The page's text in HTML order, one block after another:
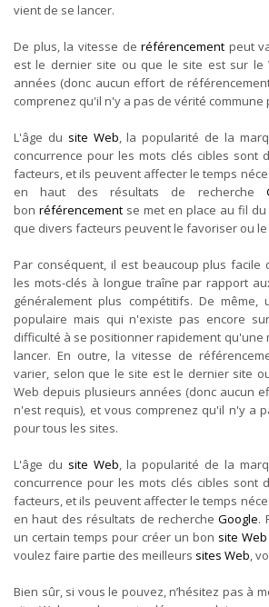
vient de se lancer.
De plus, la vitesse deréférencement peut
est le dernier site ou que le site est sur le
années (donc aucun effort de
comprenez qu'il n'y a pas de vérité commune
L'âge du site Web, la popularité de la
concurrence pour les mots clés cibles sont
facteurs, et ils peuvent affecter le temps
en haut des résultats de recherche
bon référencement se met en place au fil
que divers facteurs peuvent le favoriser ou
Par conséquent, il est beaucoup plus facile
les mots-clés à longue traîne par rapport
généralement plus compétitifs. De même,
populaire mais qui n'existe pas encore
difficulté à se positionner rapidement qu'une
lancer. En outre, la vitesse de
varier, selon que le site est le dernier site
Web depuis plusieurs années (donc aucun
n'est requis), et vous comprenez qu'il n'y a
pour tous les sites.
L'âge du site Web, la popularité de la
concurrence pour les mots clés cibles sont
facteurs, et ils peuvent affecter le temps
en haut des résultats de rechercheGoogle.
un certain temps pour créer un bon site Web
voulez faire partie des meilleurs sites Web,
Bien sûr, si vous le pouvez, n’hésitez pas à